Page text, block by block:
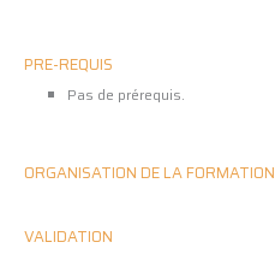
PRE-REQUIS
Pas de prérequis.
ORGANISATION DE LA FORMATION
VALIDATION